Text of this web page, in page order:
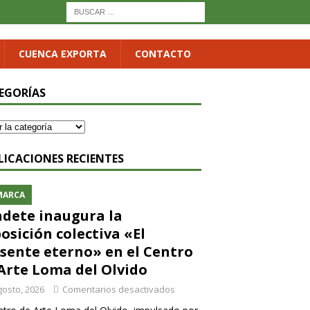
CUENCA EXPORTA CONTACTO
RECIENTES
inaugura la
colectiva «El
eterno» en el Centro
Loma del Olvido
2026 Comentarios desactivados